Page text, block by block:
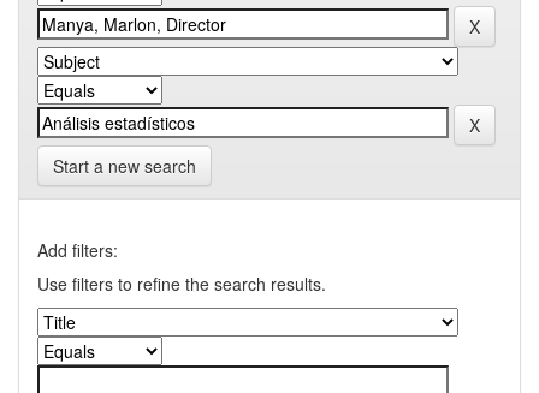
Start a new search
Add filters:
Use filters to refine the search results.